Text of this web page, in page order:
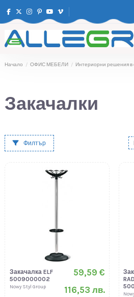
Начало ОФИС МЕБЕЛИ Интериорни решения в
Закачалки
Филтър
Закачалка ELF
5009000002
Nowy Styl Group
59,59 €
116,53 лв.